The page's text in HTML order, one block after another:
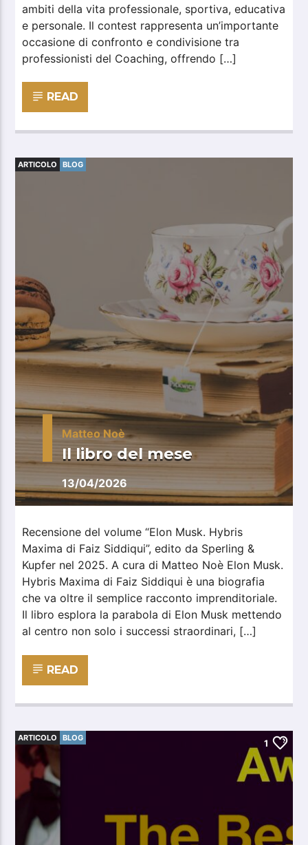
ambiti della vita professionale, sportiva, educativa
e personale. Il contest rappresenta un’importante
occasione di confronto e condivisione tra
professionisti del Coaching, offrendo […]
READ
ARTICOLO BLOG
Matteo Noè
13/04/2026
Il libro del mese
Recensione del volume “Elon Musk. Hybris
Maxima di Faiz Siddiqui”, edito da Sperling &
Kupfer nel 2025. A cura di Matteo Noè Elon Musk.
Hybris Maxima di Faiz Siddiqui è una biografia
che va oltre il semplice racconto imprenditoriale.
Il libro esplora la parabola di Elon Musk mettendo
al centro non solo i successi straordinari, […]
READ
ARTICOLO BLOG 1